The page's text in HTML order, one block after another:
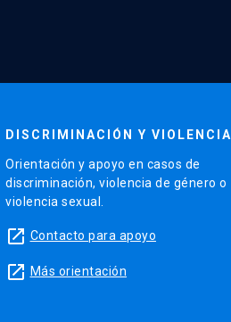
DISCRIMINACIÓN Y VIOLENCIA
Orientación y apoyo en casos de
discriminación, violencia de género o
violencia sexual.
launch Contacto para apoyo
launch Más orientación